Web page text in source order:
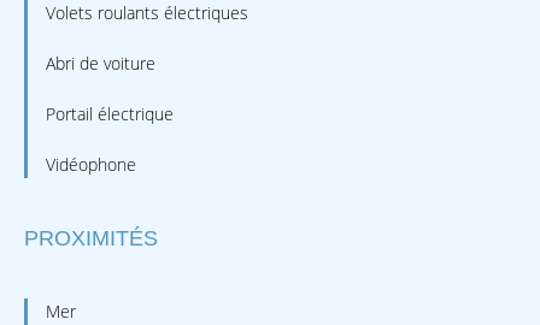
Volets roulants électriques
Abri de voiture
Portail électrique
Vidéophone
PROXIMITÉS
Mer